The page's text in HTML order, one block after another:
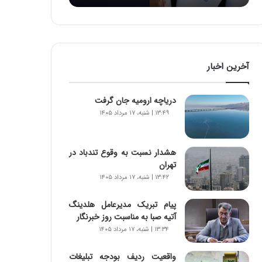
:
ن
ه
ا
ر
ا
ن‌
و
د
ر
و
ر
ش
ن
ا
آخرین اخبار
دریاچه ارومیه جان گرفت
۱۳:۴۹ | شنبه، ۱۷ مرداد ۱۴۰۵
هشدار نسبت به وقوع تندباد در
تهران
۱۳:۴۲ | شنبه، ۱۷ مرداد ۱۴۰۵
پیام تبریک مدیرعامل هلدینگ
آتیه صبا به مناسبت روز خبرنگار
۱۳:۳۴ | شنبه، ۱۷ مرداد ۱۴۰۵
واقعیت ردیف بودجه تبلیغات